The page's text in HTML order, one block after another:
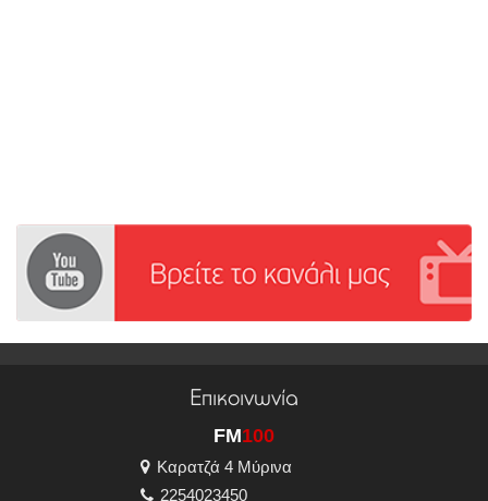
Επικοινωνία
FM100
Καρατζά 4 Μύρινα
2254023450